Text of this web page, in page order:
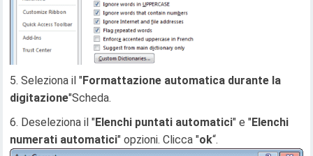
Seleziona il "Formattazione automatica durante la
digitazione"Scheda.
Deseleziona il "Elenchi puntati automatici" e "Elenchi
numerati automatici" opzioni. Clicca "ok“.